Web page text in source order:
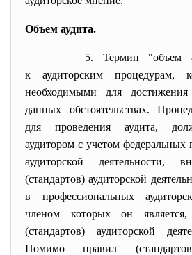
Объем аудита.
5. Термин "объем
к аудиторским процедурам,
необходимыми для
данных обстоятельствах.
для проведения аудита,
аудитором с учетом федеральных
аудиторской деятельности,
(стандартов) аудиторской
в профессиональных
членом которых он
(стандартов) аудиторской
Помимо правил